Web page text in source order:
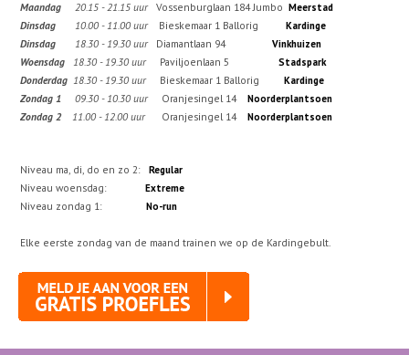
Maandag 20.15 - 21.15 uurVossenburglaan 184 Jumbo Meerstad
Dinsdag 10.00 - 11.00 uur Bieskemaar 1 Ballorig Kardinge
Dinsdag 18.30 - 19.30 uurDiamantlaan 94 Vinkhuizen
Woensdag 18.30 - 19.30 uur Paviljoenlaan 5 Stadspark
Donderdag 18.30 - 19.30 uur Bieskemaar 1 Ballorig Kardinge
Zondag 1 09.30 - 10.30 uur Oranjesingel 14 Noorderplantsoen
Zondag 2 11.00 - 12.00 uurOranjesingel 14 Noorderplantsoen
Niveau ma, di, do en zo 2: Regular
Niveau woensdag: Extreme
Niveau zondag 1: No-run
Elke eerste zondag van de maand trainen we op de Kardingebult.